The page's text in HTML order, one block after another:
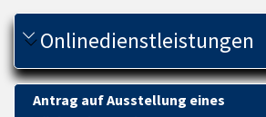
Onlinedienstleistungen
Antrag auf Ausstellung eines